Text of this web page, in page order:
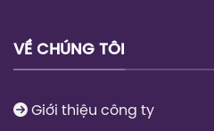
VỀ CHÚNG TÔI
Giới thiệu công ty